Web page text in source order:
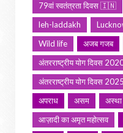
79वां स्वतंत्रता दिवस 🇮🇳
leh-laddakh
Wild life
अजब गजब
अंतरराष्ट्रीय योग दिवस
अंतरराष्ट्रीय योग दिवस 2025
अपराध
असम अस्था
आज़ादी का अमृत महोत्सव